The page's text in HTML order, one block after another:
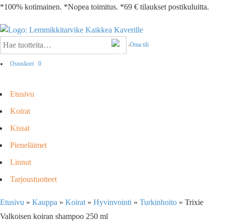
*100% kotimainen. *Nopea toimitus. *69 € tilaukset postikuluitta.
Oma tili
Ostoskori 0
Etusivu
Koirat
Kissat
Pieneläimet
Linnut
Tarjoustuotteet
Etusivu » Kauppa » Koirat » Hyvinvointi » Turkinhoito » Trixie
Valkoisen koiran shampoo 250 ml